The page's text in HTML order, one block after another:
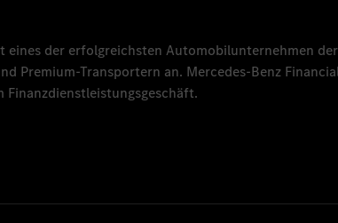
eines der erfolgreichsten Automobilunternehmen
Premium-Transportern an. Mercedes-Benz
Finanzdienstleistungsgeschäft.